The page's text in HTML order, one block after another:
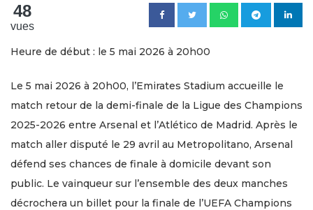
48
vues
Heure de début : le 5 mai 2026 à 20h00
Le 5 mai 2026 à 20h00, l’Emirates Stadium accueille le
match retour de la demi-finale de la Ligue des Champions
2025-2026 entre Arsenal et l’Atlético de Madrid. Après le
match aller disputé le 29 avril au Metropolitano, Arsenal
défend ses chances de finale à domicile devant son
public. Le vainqueur sur l’ensemble des deux manches
décrochera un billet pour la finale de l’UEFA Champions